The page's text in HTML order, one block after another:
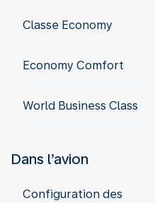
Classe Economy
Economy Comfort
World Business Class
Dans l’avion
Configuration des